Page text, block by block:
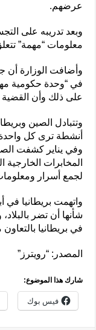
عرضهم.
وبعد تدريبه على
معلومات “مهمة”
في “وحدة حكومية
على ذلك وأن
وتتبادل الصين
أنشطة ترى كل واحدة
وفي يناير كشفت
المخابرات الخارجية
لجمع أسرار
واتهمت بريطانيا
شأنها أن تضر
في بريطانيا
المصدر: “رويترز”
شارك هذا الموضوع:
فيس بوك